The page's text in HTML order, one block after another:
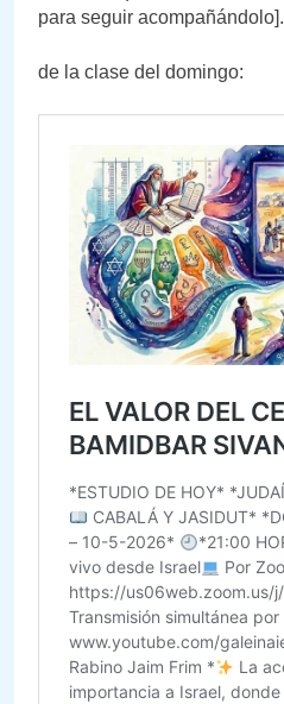
para seguir acompañándolo].
de la clase del domingo: